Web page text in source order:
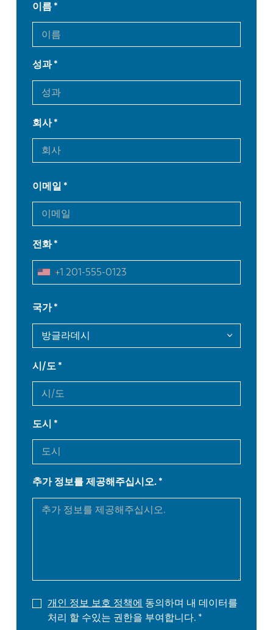
이름
성과
회사
이메일
전화
국가
시/도
도시
추가 정보를 제공해주십시오.
개인 정보 보호 정책에 동의하며 내 데이터를
처리 할 수있는 권한을 부여합니다.
EN
FR
DE IT
ES
PL
KO CN